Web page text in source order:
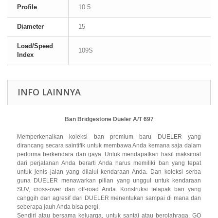
Profile 10.5
Diameter 15
Load/Speed
Index
109S
INFO LAINNYA
Ban Bridgestone Dueler A/T 697
Memperkenalkan koleksi ban premium baru DUELER yang
dirancang secara saintifik untuk membawa Anda kemana saja dalam
performa berkendara dan gaya. Untuk mendapatkan hasil maksimal
dari perjalanan Anda berarti Anda harus memiliki ban yang tepat
untuk jenis jalan yang dilalui kendaraan Anda. Dan koleksi serba
guna DUELER menawarkan pilian yang unggul untuk kendaraan
SUV, cross-over dan off-road Anda. Konstruksi telapak ban yang
canggih dan agresif dari DUELER menentukan sampai di mana dan
seberapa jauh Anda bisa pergi.
Sendiri atau bersama keluarga, untuk santai atau berolahraga. GO